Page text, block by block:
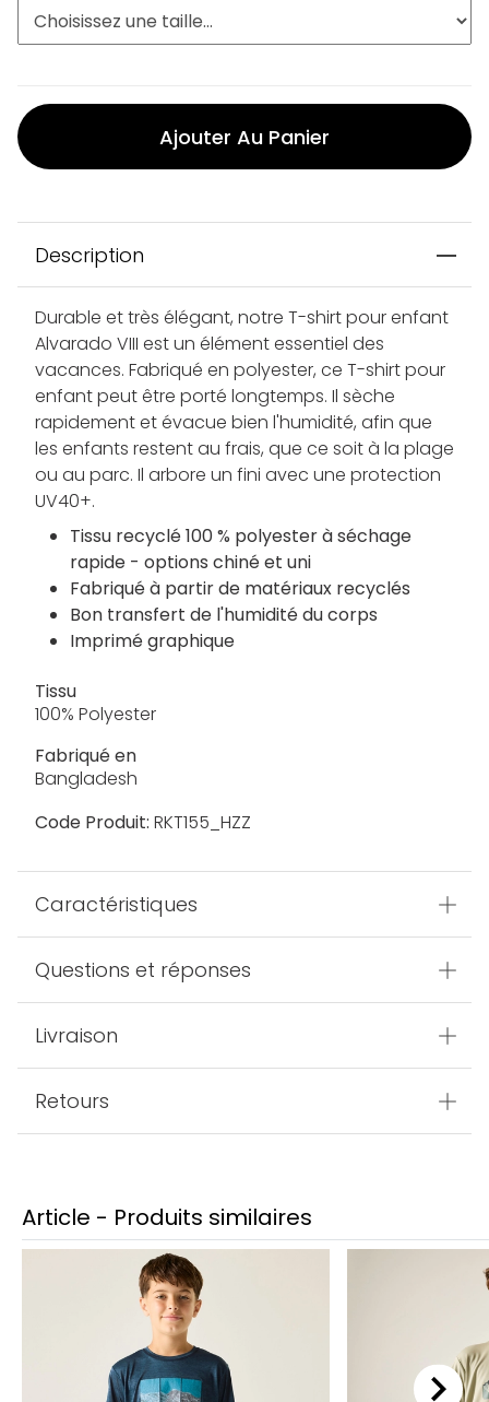
Ajouter Au Panier
Description
Durable et très élégant, notre T-shirt pour enfant
Alvarado VIII est un élément essentiel des
vacances. Fabriqué en polyester, ce T-shirt pour
enfant peut être porté longtemps. Il sèche
rapidement et évacue bien l'humidité, afin que
les enfants restent au frais, que ce soit à la plage
ou au parc. Il arbore un fini avec une protection
UV40+.
Tissu recyclé 100 % polyester à séchage
rapide - options chiné et uni
Fabriqué à partir de matériaux recyclés
Bon transfert de l'humidité du corps
Imprimé graphique
Tissu
100% Polyester
Fabriqué en
Bangladesh
Code Produit: RKT155_HZZ
Caractéristiques
Questions et réponses
Livraison
Retours
Article - Produits similaires